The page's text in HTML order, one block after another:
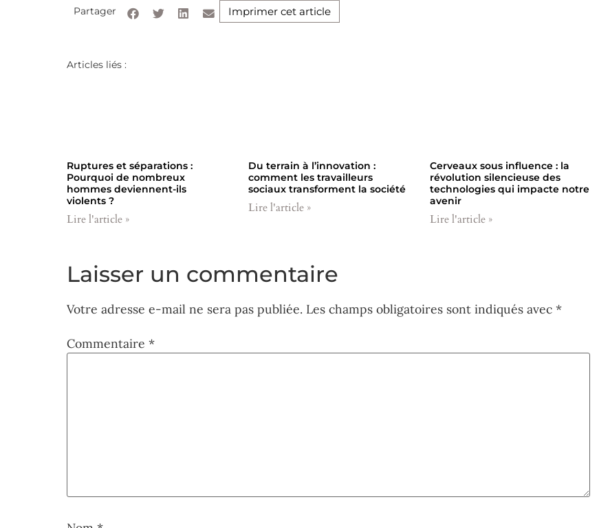
Partager Imprimer cet article
Articles liés :
Ruptures et séparations :
Pourquoi de nombreux
hommes deviennent-ils
violents ?
Lire l'article »
Du terrain à l’innovation :
comment les travailleurs
sociaux transforment la société
Lire l'article »
Cerveaux sous influence : la
révolution silencieuse des
technologies qui impacte notre
avenir
Lire l'article »
Laisser un commentaire
Votre adresse e-mail ne sera pas publiée. Les champs obligatoires sont indiqués avec *
Commentaire *